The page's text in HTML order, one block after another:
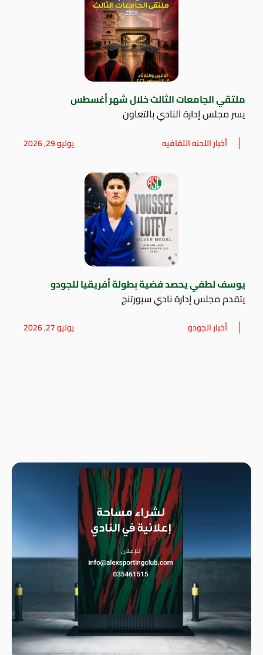
ملتقي الجامعات الثالث خلال شهر أغسطس
يسر مجلس إدارة النادي بالتعاون
أخبار اللجنه الثقافيه يوليو 29, 2026
يوسف لطفي يحصد فضية بطولة أفريقيا للجودو
يتقدم مجلس إدارة نادي سبورتنج
أخبار الجودو يوليو 27, 2026